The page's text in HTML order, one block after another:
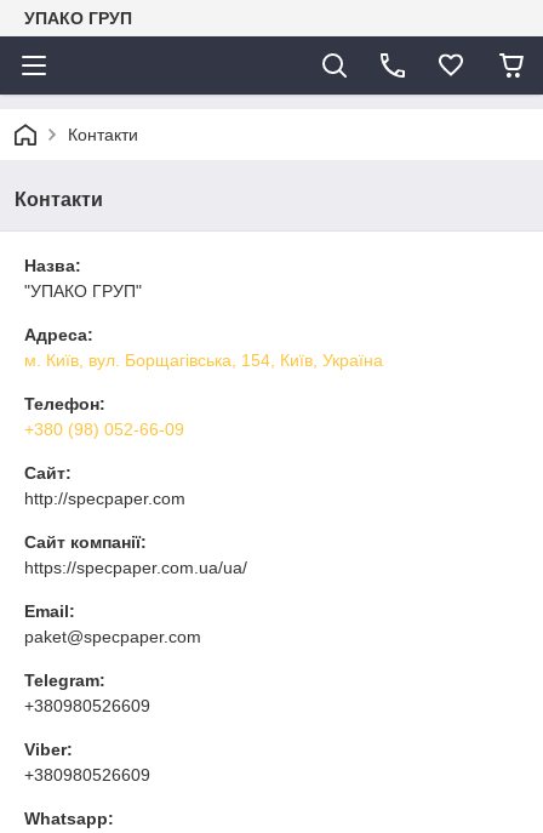
УПАКО ГРУП
Контакти
Контакти
Назва:
"УПАКО ГРУП"
Адреса:
м. Київ, вул. Борщагівська, 154, Київ, Україна
Телефон:
+380 (98) 052-66-09
Сайт:
http://specpaper.com
Сайт компанії:
https://specpaper.com.ua/ua/
Email:
paket@specpaper.com
Telegram:
+380980526609
Viber:
+380980526609
Whatsapp: